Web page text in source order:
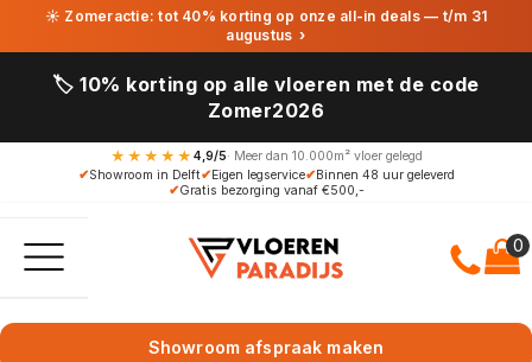
☀ Zomeractie: tot 40% korting op onze all-in deals — t/m 31
augustus ›
🏷️ 10% korting op alle vloeren met de code
Zomer2026
★★★★★ 4,9/5· Meer dan 10.000m² vloer gelegd
✔Showroom in Delft✔Eigen legservice✔Binnen 48 uur geleverd
✔Gratis bezorging vanaf €500,-
Showroom afspraak maken